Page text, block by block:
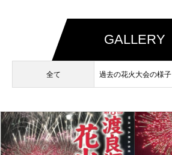
GALLERY
全て 過去の花火大会の様子